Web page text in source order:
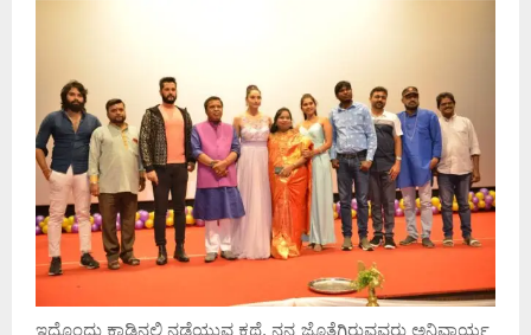
ಇದೊಂದು ಕಾಡಿನಲ್ಲಿ ನಡೆಯುವ ಕಥೆ. ನನ್ನ ಜೊತೆಗಿರುವವರು ಅನಿವಾರ್ಯ